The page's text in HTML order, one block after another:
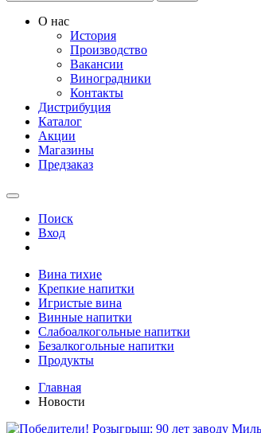
О нас
История
Производство
Вакансии
Виноградники
Контакты
Дистрибуция
Каталог
Акции
Магазины
Предзаказ
Поиск
Вход
Вина тихие
Крепкие напитки
Игристые вина
Винные напитки
Слабоалкогольные напитки
Безалкогольные напитки
Продукты
Главная
Новости